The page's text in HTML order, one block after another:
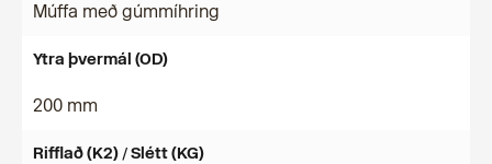
Múffa með gúmmíhring
Ytra þvermál (OD)
200 mm
Rifflað (K2) / Slétt (KG)